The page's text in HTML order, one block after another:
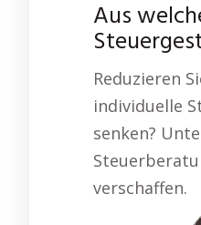
Aus
Reduzieren
individuelle
senken?
verschaffen.